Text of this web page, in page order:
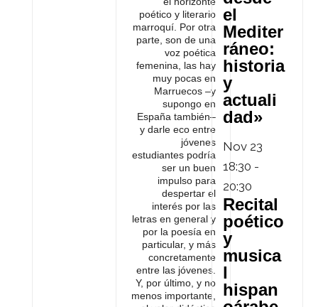
poético y literario
marroquí. Por otra
parte, son de una
voz poética
femenina, las hay
muy pocas en
Marruecos –y
supongo en
España también–
y darle eco entre
jóvenes
estudiantes podría
ser un buen
impulso para
despertar el
interés por las
letras en general y
por la poesía en
particular, y más
concretamente
entre las jóvenes.
Y, por último, y no
menos importante,
el
Mediter
ráneo:
historia
y
actuali
dad»
Nov 23
18:30 -
20:30
Recital
poético
y
musica
l
hispan